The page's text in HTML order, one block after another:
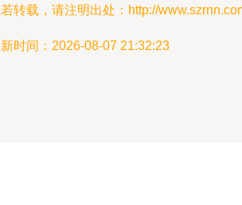
转载，请注明出处：http://
时间：2026-08-07 21:32:23